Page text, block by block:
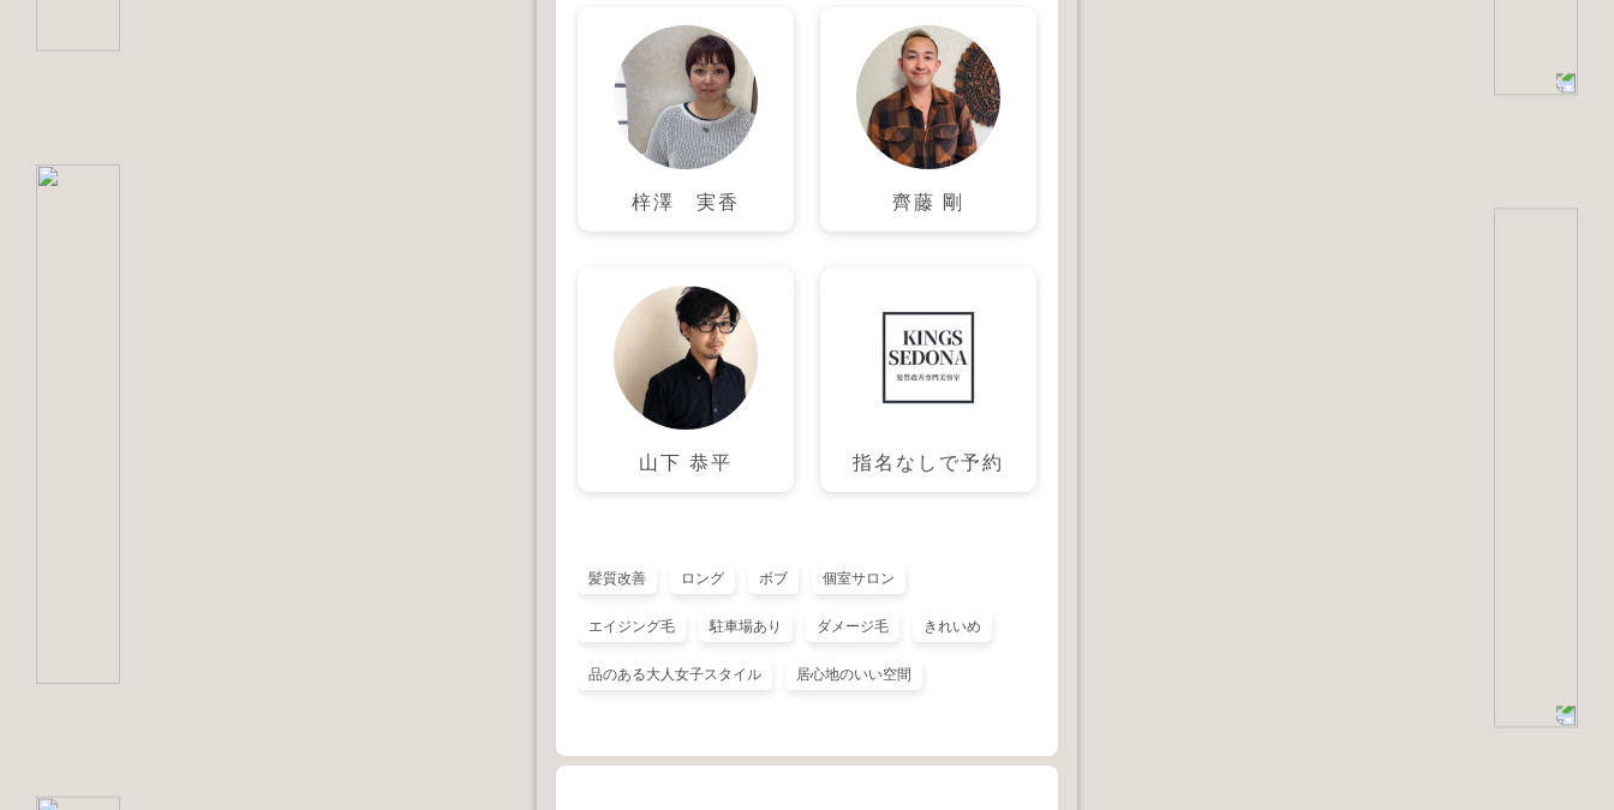
梓澤 実香 齊藤 剛
山下 恭平 指名なしで予約
髪質改善 ロング ボブ 個室サロン
エイジング毛 駐車場あり ダメージ毛 きれいめ
品のある大人女子スタイル 居心地のいい空間